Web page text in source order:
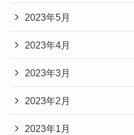
2023年5月
2023年4月
2023年3月
2023年2月
2023年1月